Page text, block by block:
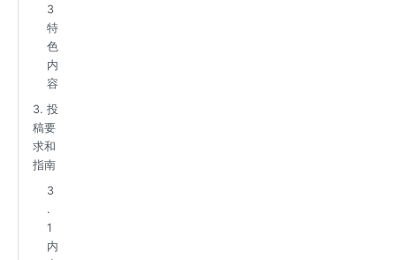
3
特
色
内
容
3. 投
稿要
求和
指南
3
.
1
内